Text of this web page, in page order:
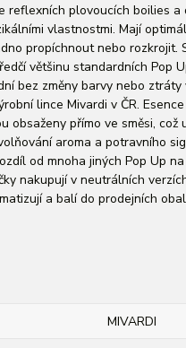
reflexních plovoucích boilies a
vlastnostmi. Mají
propíchnout nebo rozkrojit.
většinu standardních Pop
bez změny barvy nebo ztráty
lince Mivardi v ČR.
obsaženy přímo ve směsi, což
aroma a potravního
od mnoha jiných Pop Up
nakupují v neutrálních
a balí do prodejních
MIVARDI